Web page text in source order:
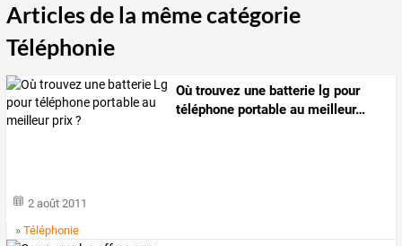
Articles de la même catégorie
Téléphonie
Où trouvez une batterie lg pour
téléphone portable au meilleur…
2 août 2011
»Téléphonie